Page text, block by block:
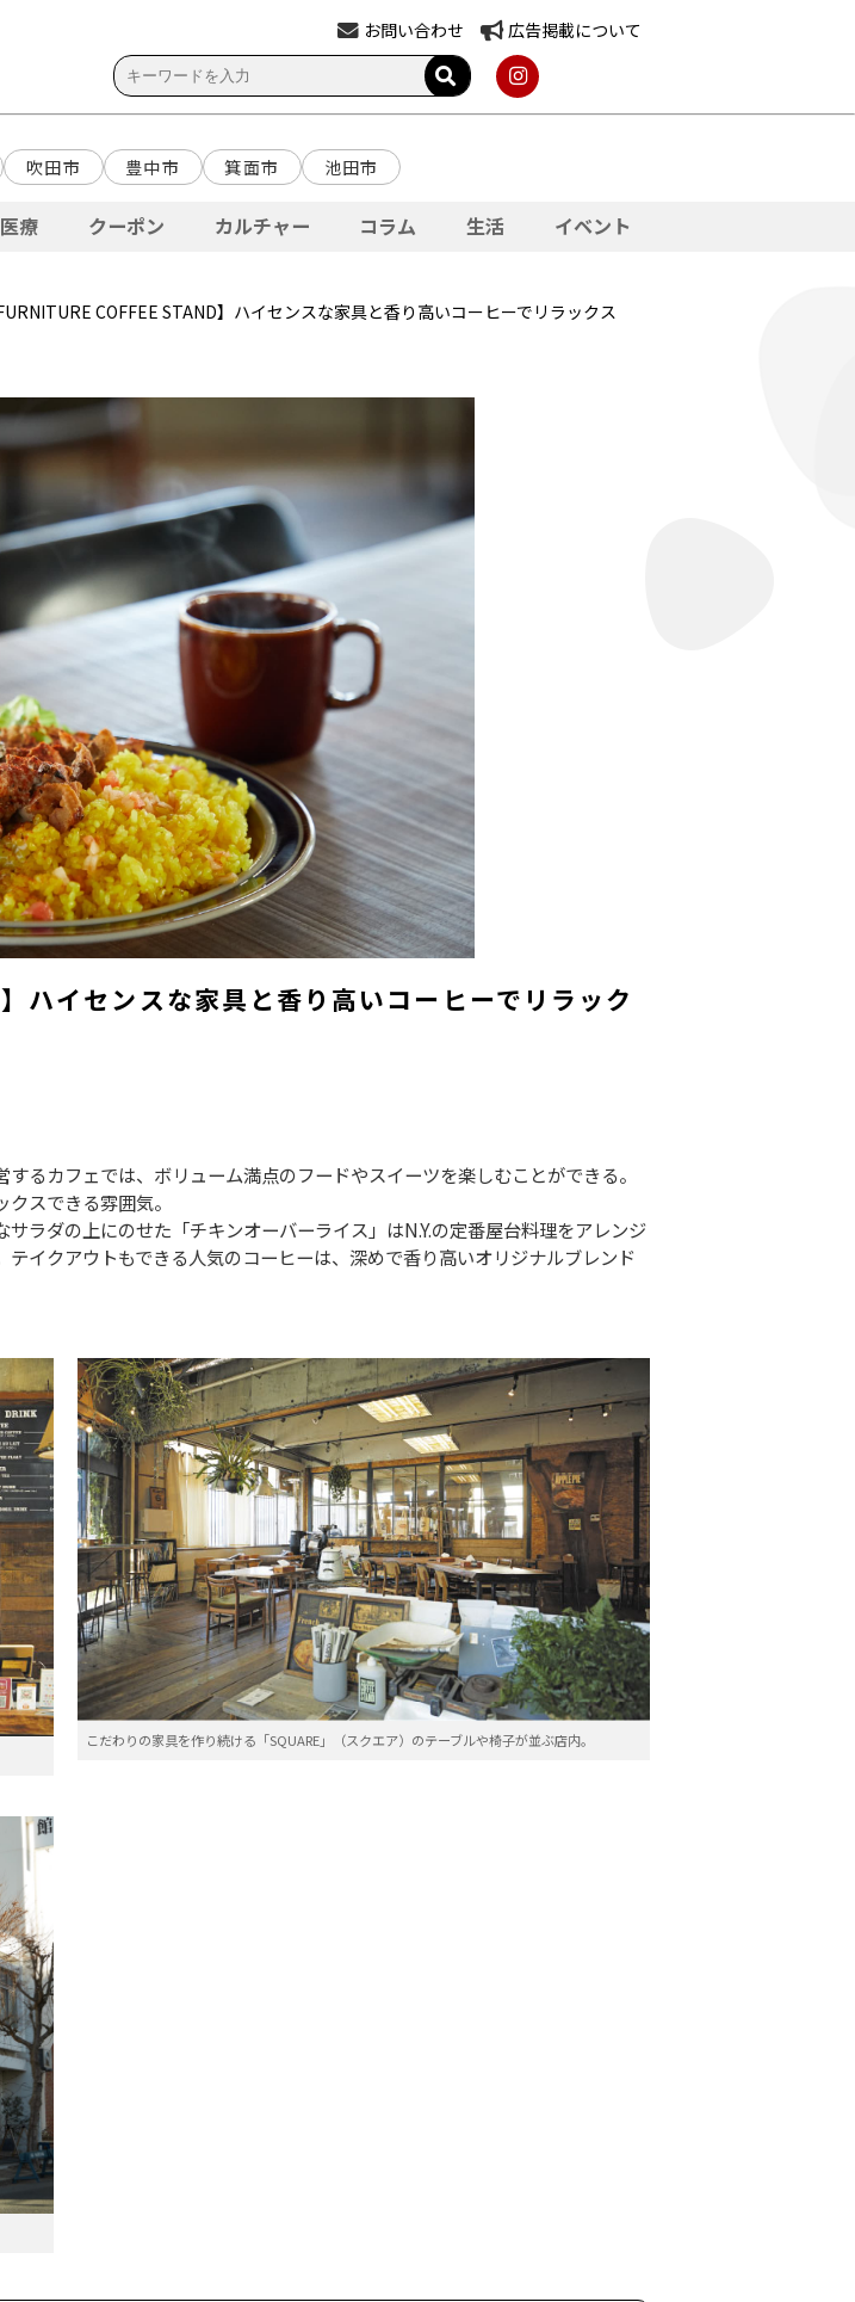
お問い合わせ 広告掲載について
吹田市 豊中市 箕面市 池田市
療 クーポン カルチャー コラム 生活 イベント
COFFEE STAND】ハイセンスな家具と香り高いコーヒーでリラックス
ハイセンスな家具と香り高いコーヒーでリラック
るカフェでは、ボリューム満点のフードやスイーツを楽しむことができる。
スできる雰囲気。
ラダの上にのせた「チキンオーバーライス」はN.Y.の定番屋台料理をアレンジ
イクアウトもできる人気のコーヒーは、深めで香り高いオリジナルブレンド
こだわりの家具を作り続ける「SQUARE」（スクエア）のテーブルや椅子が並ぶ店内。